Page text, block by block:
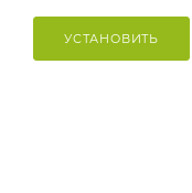
УСТАНОВИТЬ